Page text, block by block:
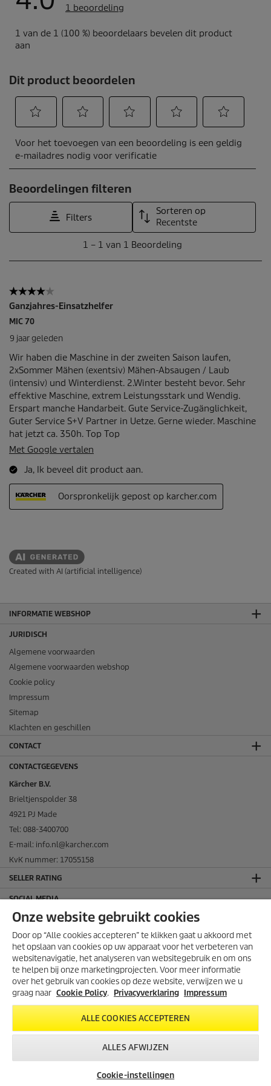
Created with AI (artificial intelligence)
INFORMATIE WEBSHOP
JURIDISCH
Algemene voorwaarden
Algemene voorwaarden webshop
Cookie policy
Impressum
Sitemap
Klachten en geschillen
CONTACT
CONTACTGEGEVENS
Kärcher B.V.
Brieltjenspolder 38
4921 PJ Made
Tel: 088-3400700
E-mail: info.nl@karcher.com
KvK nummer: 17055158
SELLER RATING
SOCIAL MEDIA
THUISWINKEL WAARBORG
Onze website gebruikt cookies
Door op “Alle cookies accepteren” te klikken gaat u akkoord met
het opslaan van cookies op uw apparaat voor het verbeteren van
websitenavigatie, het analyseren van websitegebruik en om ons
te helpen bij onze marketingprojecten. Voor meer informatie
over het gebruik van cookies op deze website, verwijzen we u
graag naar Cookie Policy. Privacyverklaring Impressum
ALLE COOKIES ACCEPTEREN
ALLES AFWIJZEN
Cookie-instellingen